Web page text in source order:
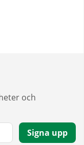
och
Signa upp